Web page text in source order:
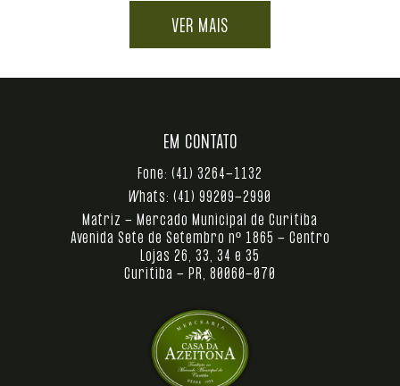
VER MAIS
EM CONTATO
Fone: (41) 3264-1132
Whats: (41) 99209-2990
Matriz - Mercado Municipal de Curitiba
Avenida Sete de Setembro nº 1865 - Centro
Lojas 26, 33, 34 e 35
Curitiba - PR, 80060-070